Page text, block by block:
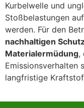
Kurbelwelle und
Stoßbelastungen
werden. Für den
nachhaltigen
Materialermüdung,
Emissionsverhalten
langfristige